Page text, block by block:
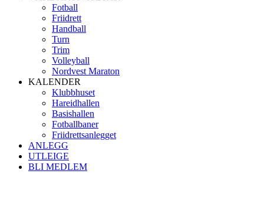
Fotball
Friidrett
Handball
Turn
Trim
Volleyball
Nordvest Maraton
KALENDER
Klubbhuset
Hareidhallen
Basishallen
Fotballbaner
Friidrettsanlegget
ANLEGG
UTLEIGE
BLI MEDLEM